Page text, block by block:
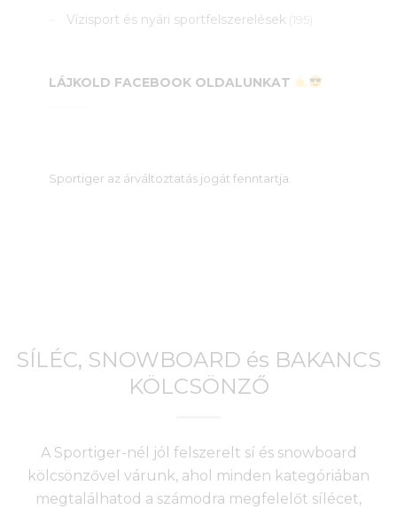
Vízisport és nyári sportfelszerelések (195)
LÁJKOLD FACEBOOK OLDALUNKAT
Sportiger az árváltoztatás jogát fenntartja.
SÍLÉC, SNOWBOARD és BAKANCS
KÖLCSÖNZŐ
A Sportiger-nél jól felszerelt sí és snowboard
kölcsönzővel várunk, ahol minden kategóriában
megtalálhatod a számodra megfelelőt sílécet,